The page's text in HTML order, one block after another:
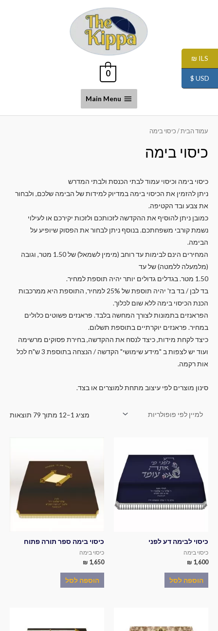
Main Menu
0
עמוד הבית/ כיסוי בימה
כיסוי בימה
כיסוי בימה וכיסוי עמוד לבתי הכנסת ולבתי המדרש
ניתן להזמין את הכיסוי בימה במדיוק למידות של הבימה שלכם, ולבחור
את צבע ובד הקטיפה.
כמובן ניתן להוסיף את ההקדשה לזכותכם ולזכות יקירכם או לעילוי
נשמת קורבי משפחתכם. בנוסף ניתן לבחור את הפסוק שיופיע על
הבימה.
המחירים הינם לבימות עד רוחב (מימין לשמאל) של 1.50 מטר, וגובה
(מלמעלה ללמטה) של עד
1.50 מטר. בגדלים גדולים יותר יהיה תוספת למחיר.
בד לבן / בד בז' יהיה תוספת של 25% למחיר, התוספת היא ממרכבות
הכנת הכיסוי בימה ללא שום לכלוך.
הפראנזים בתמונות לצורך המחשה בלבד. פראנזים פשוטים כלולים
במחיר. פראנזים יוקרתיים בתוספת תשלום.
כיצד לקחת מידות, כיצד לנסח את ההקדשה, בחירת פסוקים מרשימה
ועוד יש לצפות ב "מידע שימושי" הקדשה / הנצחה בתוספת 3 ש"ח לכל
אות רקמה.
סינון מוצרים לפי עיצוב מתחת למוצרים או בצד.
מציג 1–12 מתוך 79 תוצאות
כיסוי לבימה דע לפני
כיסוי בימה
₪ 1,600
הוספה לסל
כיסוי בימה ספר תורה פתוח
כיסוי בימה
₪ 1,650
הוספה לסל
ILS ₪
USD $